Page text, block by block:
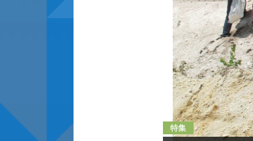
特集